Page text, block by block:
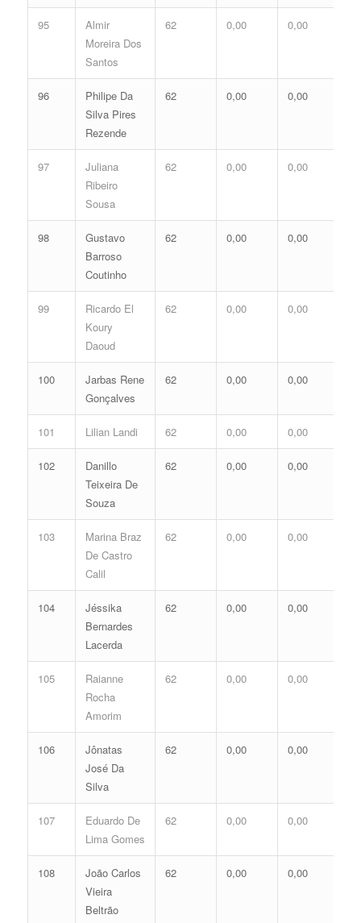
95
Almir
Moreira Dos
Santos
62 0,00 0,00
96
Philipe Da
Silva Pires
Rezende
62 0,00 0,00
97
Juliana
Ribeiro
Sousa
62 0,00 0,00
98
Gustavo
Barroso
Coutinho
62 0,00 0,00
99
Ricardo El
Koury
Daoud
62 0,00 0,00
100
Jarbas Rene
Gonçalves
62 0,00 0,00
101 Lilian Landi 62 0,00 0,00
102
Danillo
Teixeira De
Souza
62 0,00 0,00
103
Marina Braz
De Castro
Calil
62 0,00 0,00
104
Jéssika
Bernardes
Lacerda
62 0,00 0,00
105
Raianne
Rocha
Amorim
62 0,00 0,00
106
Jônatas
José Da
Silva
62 0,00 0,00
107
Eduardo De
Lima Gomes
62 0,00 0,00
108
João Carlos
Vieira
Beltrão
62 0,00 0,00